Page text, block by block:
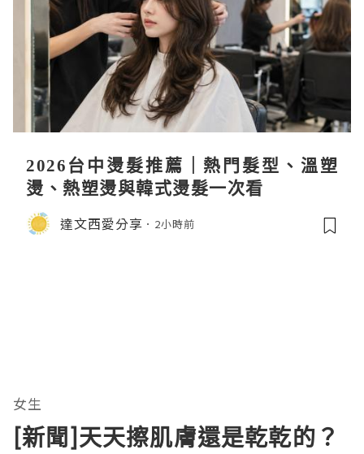
2026台中燙髮推薦｜熱門髮型、溫塑
燙、熱塑燙與韓式燙髮一次看
達文西愛分享 2小時前
女生
[新聞]天天擦肌膚還是乾乾的？